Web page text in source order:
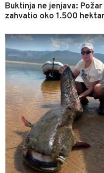
Buktinja ne jenjava:
zahvatio oko 1.500